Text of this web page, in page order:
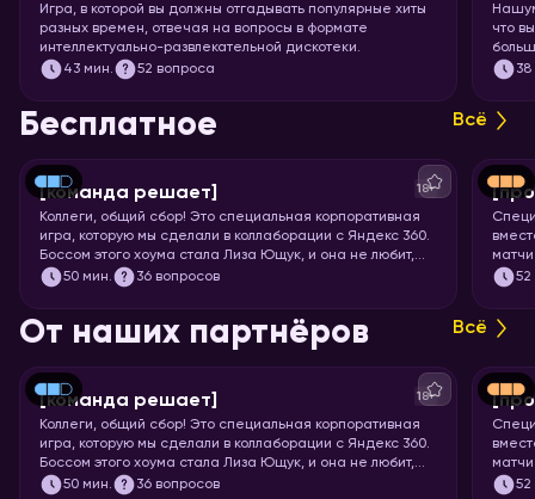
Игра, в которой вы должны отгадывать популярные хиты
разных времен, отвечая на вопросы в формате
интеллектуально-развлекательной дискотеки.
43 мин. 52 вопроса
что
38
Бесплатное Всё
[команда решает] 18+
Коллеги, общий сбор! Это специальная корпоративная
игра, которую мы сделали в коллаборации с Яндекс 360.
Боссом этого хоума стала Лиза Ющук, и она не любит,
когда вы откладываете задачку в долгий ящик. Так что
тимбилдиться. Вас ждёт 5 раундов вопросов на разные
темы, ответить на которые поможет слаженная работа.
Тот случай, когда команда действительно решает!
50 мин. 36 вопросов 52
От наших партнёров Всё
[команда решает] 18+
Коллеги, общий сбор! Это специальная корпоративная
игра, которую мы сделали в коллаборации с Яндекс 360.
Боссом этого хоума стала Лиза Ющук, и она не любит,
когда вы откладываете задачку в долгий ящик. Так что
50 мин. 36 вопросов 52